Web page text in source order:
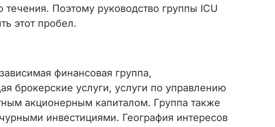
течения. Поэтому руководство группы ICU
этот пробел.
финансовая группа,
брокерские услуги, услуги по управлению
акционерным капиталом. Группа также
инвестициями. География интересов